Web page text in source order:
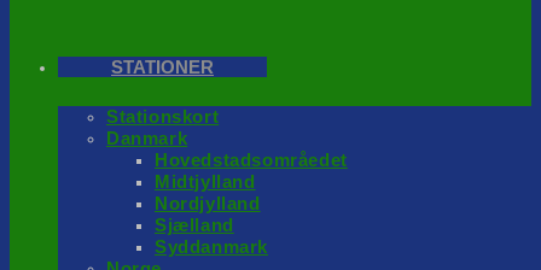
STATIONER
Stationskort
Danmark
Hovedstadsområedet
Midtjylland
Nordjylland
Sjælland
Syddanmark